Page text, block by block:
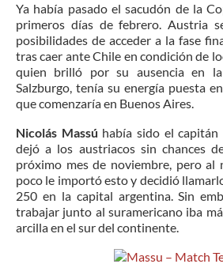
Ya había pasado el sacudón de la
primeros días de febrero. Austria
posibilidades de acceder a la fase
tras caer ante Chile en condición de
quien brilló por su ausencia en
Salzburgo, tenía su energía puesta
que comenzaría en Buenos Aires.
Nicolás Massú había sido el
dejó a los austriacos sin chances
próximo mes de noviembre, pero al
poco le importó esto y decidió
250 en la capital argentina. Sin
trabajar junto al suramericano iba
arcilla en el sur del continente.